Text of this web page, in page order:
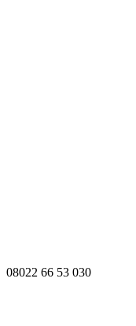
08022 66 53 030